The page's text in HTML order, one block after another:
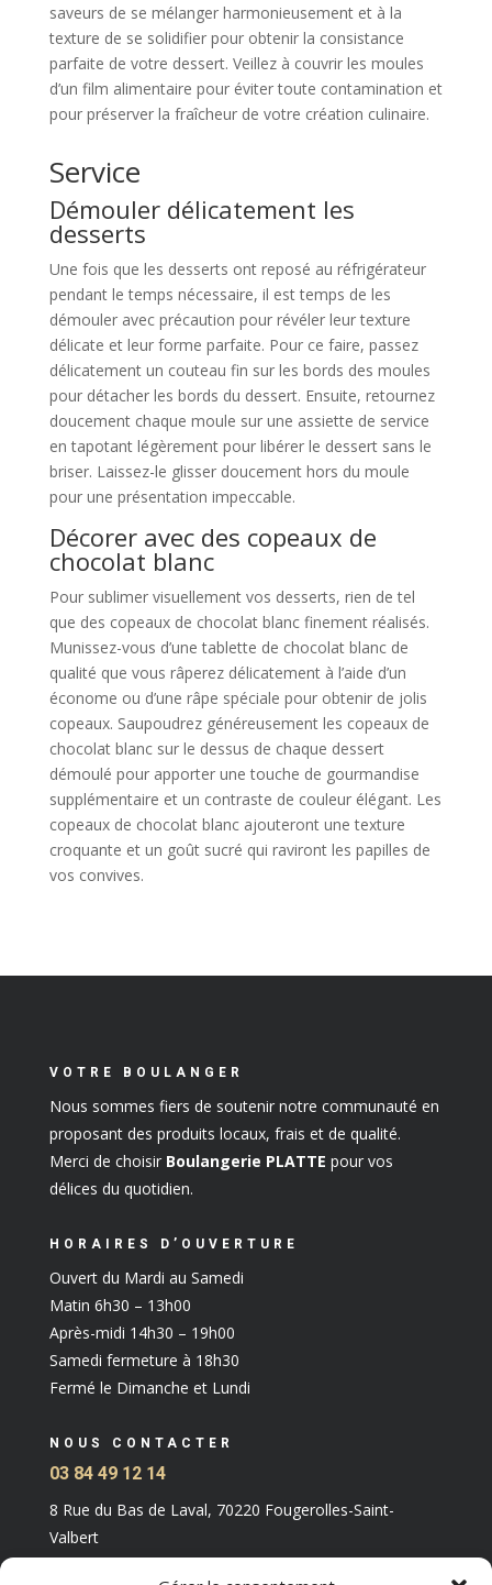
saveurs de se mélanger harmonieusement et à la
texture de se solidifier pour obtenir la consistance
parfaite de votre dessert. Veillez à couvrir les moules
d’un film alimentaire pour éviter toute contamination et
pour préserver la fraîcheur de votre création culinaire.
Service
Démouler délicatement les
desserts
Une fois que les desserts ont reposé au réfrigérateur
pendant le temps nécessaire, il est temps de les
démouler avec précaution pour révéler leur texture
délicate et leur forme parfaite. Pour ce faire, passez
délicatement un couteau fin sur les bords des moules
pour détacher les bords du dessert. Ensuite, retournez
doucement chaque moule sur une assiette de service
en tapotant légèrement pour libérer le dessert sans le
briser. Laissez-le glisser doucement hors du moule
pour une présentation impeccable.
Décorer avec des copeaux de
chocolat blanc
Pour sublimer visuellement vos desserts, rien de tel
que des copeaux de chocolat blanc finement réalisés.
Munissez-vous d’une tablette de chocolat blanc de
qualité que vous râperez délicatement à l’aide d’un
économe ou d’une râpe spéciale pour obtenir de jolis
copeaux. Saupoudrez généreusement les copeaux de
chocolat blanc sur le dessus de chaque dessert
démoulé pour apporter une touche de gourmandise
supplémentaire et un contraste de couleur élégant. Les
copeaux de chocolat blanc ajouteront une texture
croquante et un goût sucré qui raviront les papilles de
vos convives.
VOTRE BOULANGER
Nous sommes fiers de soutenir notre communauté en
proposant des produits locaux, frais et de qualité.
Merci de choisir Boulangerie PLATTE pour vos
délices du quotidien.
HORAIRES D’OUVERTURE
Ouvert du Mardi au Samedi
Matin 6h30 – 13h00
Après-midi 14h30 – 19h00
Samedi fermeture à 18h30
Fermé le Dimanche et Lundi
NOUS CONTACTER
03 84 49 12 14
8 Rue du Bas de Laval, 70220 Fougerolles-Saint-
Valbert